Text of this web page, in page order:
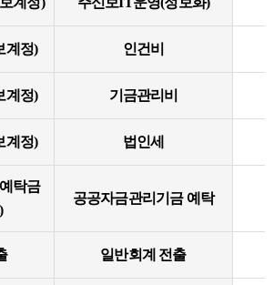
계정) 인건비
계정) 기금관리비
계정) 법인세
탁금
공공자금관리기금 예탁
일반회계 전출